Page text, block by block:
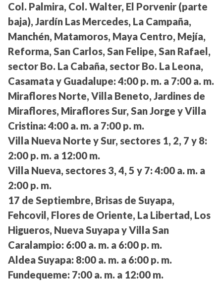
Col. Palmira, Col. Walter, El Porvenir (parte
baja), Jardín Las Mercedes, La Campaña,
Manchén, Matamoros, Maya Centro, Mejía,
Reforma, San Carlos, San Felipe, San Rafael,
sector Bo. La Cabaña, sector Bo. La Leona,
Casamata y Guadalupe: 4:00 p. m. a 7:00 a. m.
Miraflores Norte, Villa Beneto, Jardines de
Miraflores, Miraflores Sur, San Jorge y Villa
Cristina: 4:00 a. m. a 7:00 p. m.
Villa Nueva Norte y Sur, sectores 1, 2, 7 y 8:
2:00 p. m. a 12:00 m.
Villa Nueva, sectores 3, 4, 5 y 7: 4:00 a. m. a
2:00 p. m.
17 de Septiembre, Brisas de Suyapa,
Fehcovil, Flores de Oriente, La Libertad, Los
Higueros, Nueva Suyapa y Villa San
Caralampio: 6:00 a. m. a 6:00 p. m.
Aldea Suyapa: 8:00 a. m. a 6:00 p. m.
Fundequeme: 7:00 a. m. a 12:00 m.